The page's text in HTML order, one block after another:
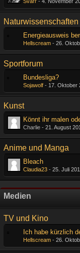
Naturwissenschaften
Energieausweis
Hellscream - 26.
Sportforum
Bundesliga?
Sojawolf - 17. Oktober
Kunst
Könnt ihr malen
Charlie - 21. August
Anime und Manga
Bleach
Claudia23 - 25. Juli
Medien
TV und Kino
Ich habe kürzlich
Hellscream - 26.